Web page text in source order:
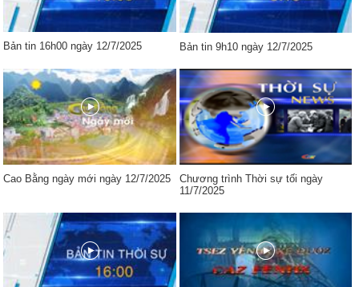
Bản tin 16h00 ngày 12/7/2025 Bản tin 9h10 ngày 12/7/2025
Cao Bằng ngày mới ngày 12/7/2025
Chương trình Thời sự tối ngày
11/7/2025